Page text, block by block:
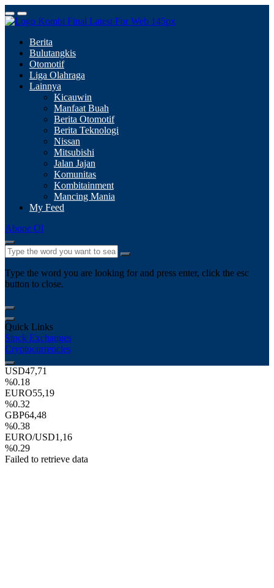
Berita
Bulutangkis
Otomotif
Liga Olahraga
Lainnya
Kicauwin
Manfaat Buah
Berita Otomotif
Berita Teknologi
Nissan
Mitsubishi
Jalan Jajan
Komunitas
Kombitainment
Mancing Mania
My Feed
Abone Ol
Type the word you are looking for and press enter, click the esc
button to close.
Quick Links
Stock Exchanges
Cryptocurrencies
USD47,71
%0.18
EURO55,19
%0.32
GBP64,48
%0.38
EURO/USD1,16
%0.29
Failed to retrieve data